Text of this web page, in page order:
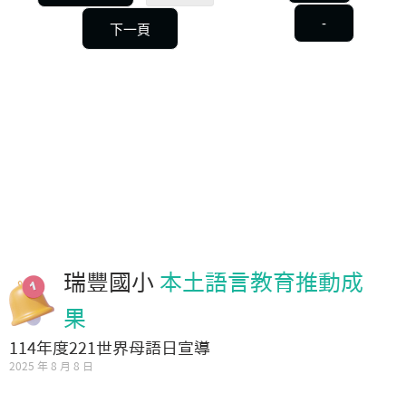
下一頁 -
瑞豐國小 本土語言教育推動成
果
114年度221世界母語日宣導
2025 年 8 月 8 日